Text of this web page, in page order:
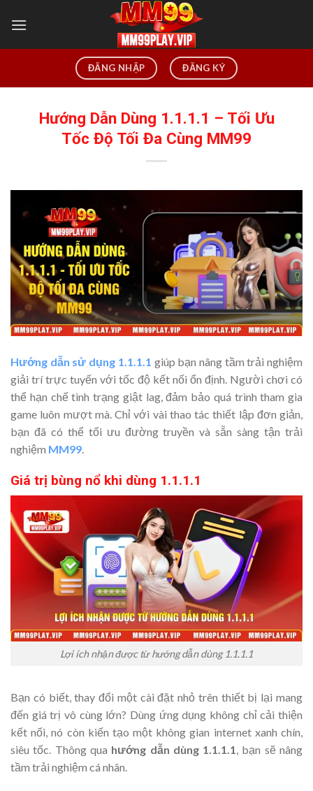
đến
ĐĂNG NHẬP ĐĂNG KÝ
Hướng Dẫn Dùng 1.1.1.1 – Tối Ưu
Tốc Độ Tối Đa Cùng MM99
Hướng dẫn sử dụng 1.1.1.1 giúp bạn nâng tầm trải nghiệm
giải trí trực tuyến với tốc độ kết nối ổn định. Người chơi có
thể hạn chế tình trạng giật lag, đảm bảo quá trình tham gia
game luôn mượt mà. Chỉ với vài thao tác thiết lập đơn giản,
bạn đã có thể tối ưu đường truyền và sẵn sàng tận trải
nghiệm MM99.
Giá trị bùng nổ khi dùng 1.1.1.1
Lợi ích nhận được từ hướng dẫn dùng 1.1.1.1
Bạn có biết, thay đổi một cài đặt nhỏ trên thiết bị lại mang
đến giá trị vô cùng lớn? Dùng ứng dụng không chỉ cải thiện
kết nối, nó còn kiến tạo một không gian internet xanh chín,
siêu tốc. Thông qua hướng dẫn dùng 1.1.1.1, bạn sẽ nâng
tầm trải nghiệm cá nhân.